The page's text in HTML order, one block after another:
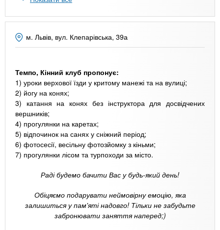
n
t
s
n
х
Онлайн курси
Темпо, Кінний клуб​ пропонує:
1) уроки верхової їзди у критому манежі та на вулиці;
2) йогу на конях;
3) катання на конях без інструктора для досвідчених
вершників;
4) прогулянки на каретах;
5) відпочинок на санях у сніжний період;
6) фотосесії, весільну фотозйомку з кіньми;
7) прогулянки лісом та турпоходи за місто.
Раді будемо бачити Вас у будь-який день!
Обіцяємо подарувати неймовірну емоцію, яка
залишиться у пам'яті надовго! Тільки не забудьте
забронювати заняття наперед;)
м. Львів, вул. Клепарівська, 39а